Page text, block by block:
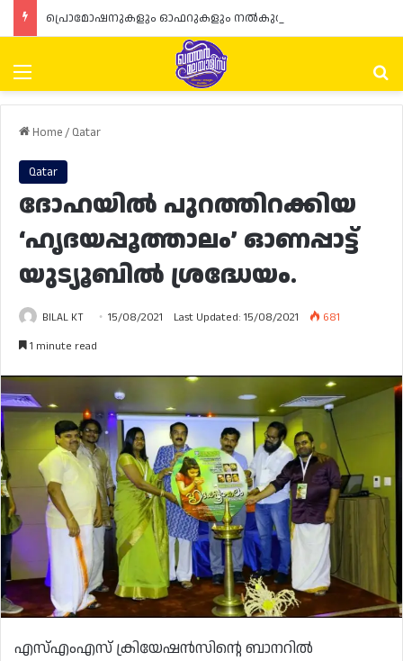
Menu
Home/ Qatar
Qatar
ദോഹയിൽ പുറത്തിറക്കിയ
‘ഹൃദയപ്പൂത്താലം’ ഓണപ്പാട്ട്
യുട്യൂബിൽ ശ്രദ്ധേയം.
BILAL KT 15/08/2021 Last Updated: 15/08/2021
681
1 minute read
എസ്എംഎസ്‌ ക്രിയേഷൻസിന്റെ ബാനറിൽ